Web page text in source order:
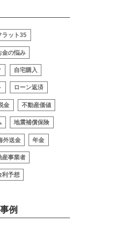
ラット35
金の悩み
自宅購入
ローン返済
金 不動産価値
地震補償保険
外送金 年金
産事業者
利予想
例
じる